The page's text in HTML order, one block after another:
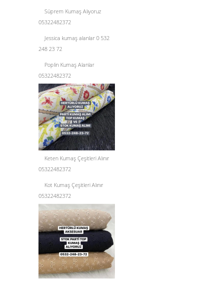
Süprem Kumaş Alıyoruz
05322482372
Jessica kumaş alanlar 0 532
248 23 72
Poplin Kumaş Alanlar
05322482372
Keten Kumaş Çeşitleri Alınır
05322482372
Kot Kumaş Çeşitleri Alınır
05322482372